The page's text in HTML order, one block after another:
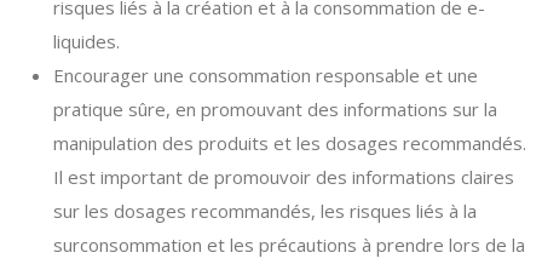
risques liés à la création et à la consommation de e-
liquides.
Encourager une consommation responsable et une
pratique sûre, en promouvant des informations sur la
manipulation des produits et les dosages recommandés.
Il est important de promouvoir des informations claires
sur les dosages recommandés, les risques liés à la
surconsommation et les précautions à prendre lors de la